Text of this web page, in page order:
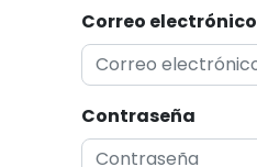
Correo electrónico
Contraseña